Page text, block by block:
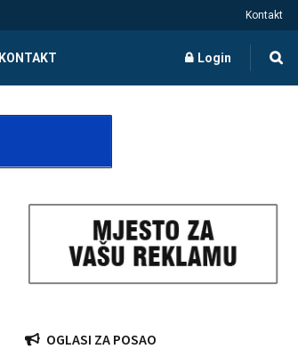
Kontakt
KONTAKT Login
OGLASI ZA POSAO